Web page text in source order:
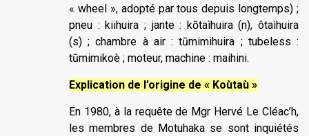
« wheel », adopté par tous depuis longtemps) ;
pneu : kiihuira ; jante : kōtaìhuira (n), ôtaìhuira
(s) ; chambre à air : tūmimihuira ; tubeless :
tūmimikoè ; moteur, machine : maihini.
Explication de l’origine de « Koùtaù »
En 1980, à la requête de Mgr Hervé Le Cléac’h,
les membres de Motuhaka se sont inquiétés